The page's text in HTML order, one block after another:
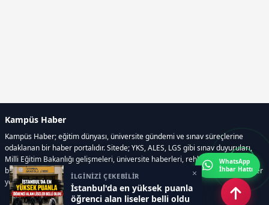
İLGİNİZİ ÇEKEBİLİR
İstanbul'da en yüksek puanla
öğrenci alan liseler belli oldu
×
Kampüs Haber
Kampüs Haber; eğitim dünyası, üniversite gündemi ve sınav süreçlerine
odaklanan bir haber portalıdır. Sitede; YKS, ALES, LGS gibi sınav duyuruları,
Milli Eğitim Bakanlığı gelişmeleri, üniversite haberleri, rehberlik içerikleri,
bilim ve teknoloji alanındaki yenilikler ile öğrenci yaşamına dair güncel bilgiler
yer alır.
WhatsApp
İhbar Hattı